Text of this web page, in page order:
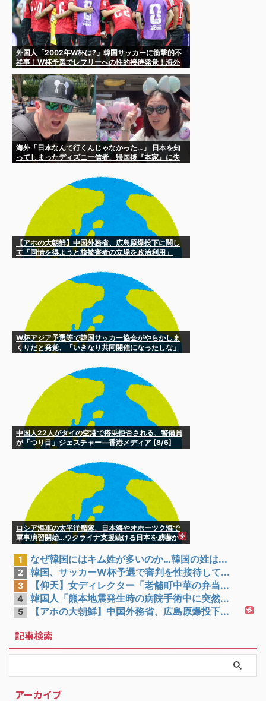
外国人「2002年W杯は?」韓国サッカーに衝撃的不
祥事！W杯予選でレフリーへの性的接待発覚！海外
海外「日本なんて行くんじゃなかった…」 日本を知
ってしまったディズニー信者、帰国後『本家』に失
【アホの大朝鮮】中国外務省、広島原爆投下に関し
て「同情を得ようと核被害者の立場を政治利用」
W杯アジア予選等で韓国サッカー協会がやらかしま
くりだと発覚、「いきなり共同開催になったしな」
中国人22人がタイの空港で搭乗拒否される、警備員
が「つり目」ジェスチャー―香港メディア [8/6]
ロシア海軍の太平洋艦隊、日本海やオホーツク海で
軍事演習開始…ウクライナ支援続ける日本を威嚇か！
1 なぜ韓国にはキム姓が多いのか…韓国の姓は...
2 韓国、サッカーW杯予選で審判を性接待して...
3 【仰天】女ディレクター「老舗町中華の弁当...
4 韓国人「熊本地震発生時の病院手術中に突然...
5 【アホの大朝鮮】中国外務省、広島原爆投下...
記事検索
アーカイブ